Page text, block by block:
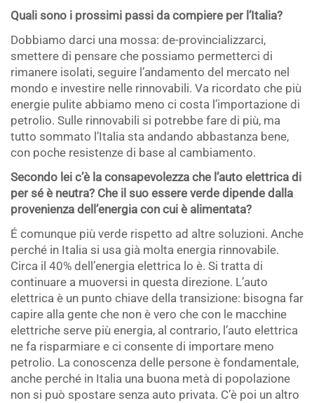
Quali sono i prossimi passi da compiere per l’Italia?
Dobbiamo darci una mossa: de-provincializzarci,
smettere di pensare che possiamo permetterci di
rimanere isolati, seguire l’andamento del mercato nel
mondo e investire nelle rinnovabili. Va ricordato che più
energie pulite abbiamo meno ci costa l’importazione di
petrolio. Sulle rinnovabili si potrebbe fare di più, ma
tutto sommato l’Italia sta andando abbastanza bene,
con poche resistenze di base al cambiamento.
Secondo lei c’è la consapevolezza che l’auto elettrica di
per sé è neutra? Che il suo essere verde dipende dalla
provenienza dell’energia con cui è alimentata?
É comunque più verde rispetto ad altre soluzioni. Anche
perché in Italia si usa già molta energia rinnovabile.
Circa il 40% dell’energia elettrica lo è. Si tratta di
continuare a muoversi in questa direzione. L’auto
elettrica è un punto chiave della transizione: bisogna far
capire alla gente che non è vero che con le macchine
elettriche serve più energia, al contrario, l’auto elettrica
ne fa risparmiare e ci consente di importare meno
petrolio. La conoscenza delle persone è fondamentale,
anche perché in Italia una buona metà di popolazione
non si può spostare senza auto privata. C’è poi un altro